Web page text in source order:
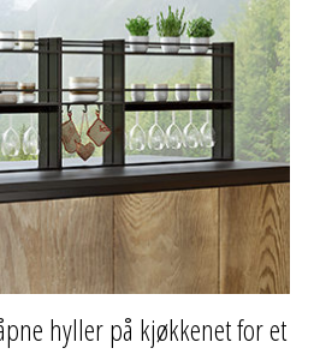
hyller på kjøkkenet for et